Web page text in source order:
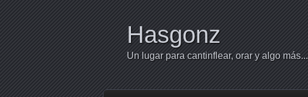
Hasgonz
Un lugar para cantinflear, orar y algo más...